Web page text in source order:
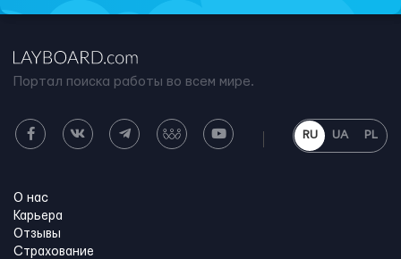
Портал поиска работы во всем мире.
RU UA PL
О нас
Карьера
Отзывы
Страхование